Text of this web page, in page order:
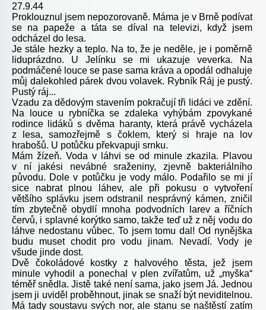
27.9.44
Proklouznul jsem nepozorovaně. Máma je v Brně podívat
se na papeže a táta se díval na televizi, když jsem
odcházel do lesa.
Je stále hezky a teplo. Na to, že je neděle, je i poměrně
liduprázdno. U Jelínku se mi ukazuje veverka. Na
podmáčené louce se pase sama kráva a opodál odhaluje
můj dalekohled párek dvou volavek. Rybník Ráj je pustý.
Pustý ráj...
Vzadu za dědovým stavením pokračují tři lidáci ve zdění.
Na louce u rybníčka se zdaleka vyhýbám zpovykané
rodince lidáků s dvěma haranty, která právě vycházela
z lesa, samozřejmě s čoklem, který si hraje na lov
hrabošů. U potůčku překvapuji srnku.
Mám žízeň. Voda v láhvi se od minule zkazila. Plavou
v ní jakési nevábné sraženiny, zjevně bakteriálního
původu. Dole v potůčku je vody málo. Podařilo se mi jí
sice nabrat plnou láhev, ale při pokusu o vytvoření
většího splávku jsem odstranil nesprávný kámen, zničil
tím zbytečně obydlí mnoha podvodních larev a říčních
červů, i splavné korýtko samo, takže teď už z něj vodu do
láhve nedostanu vůbec. To jsem tomu dal! Od nynějška
budu muset chodit pro vodu jinam. Nevadí. Vody je
všude jinde dost.
Dvě čokoládové kostky z halvového těsta, jež jsem
minule vyhodil a ponechal v plen zvířatům, už „myška“
téměř snědla. Jistě také není sama, jako jsem Já. Jednou
jsem ji uviděl proběhnout, jinak se snaží být neviditelnou.
Má tady soustavu svých nor, ale stanu se naštěstí zatím